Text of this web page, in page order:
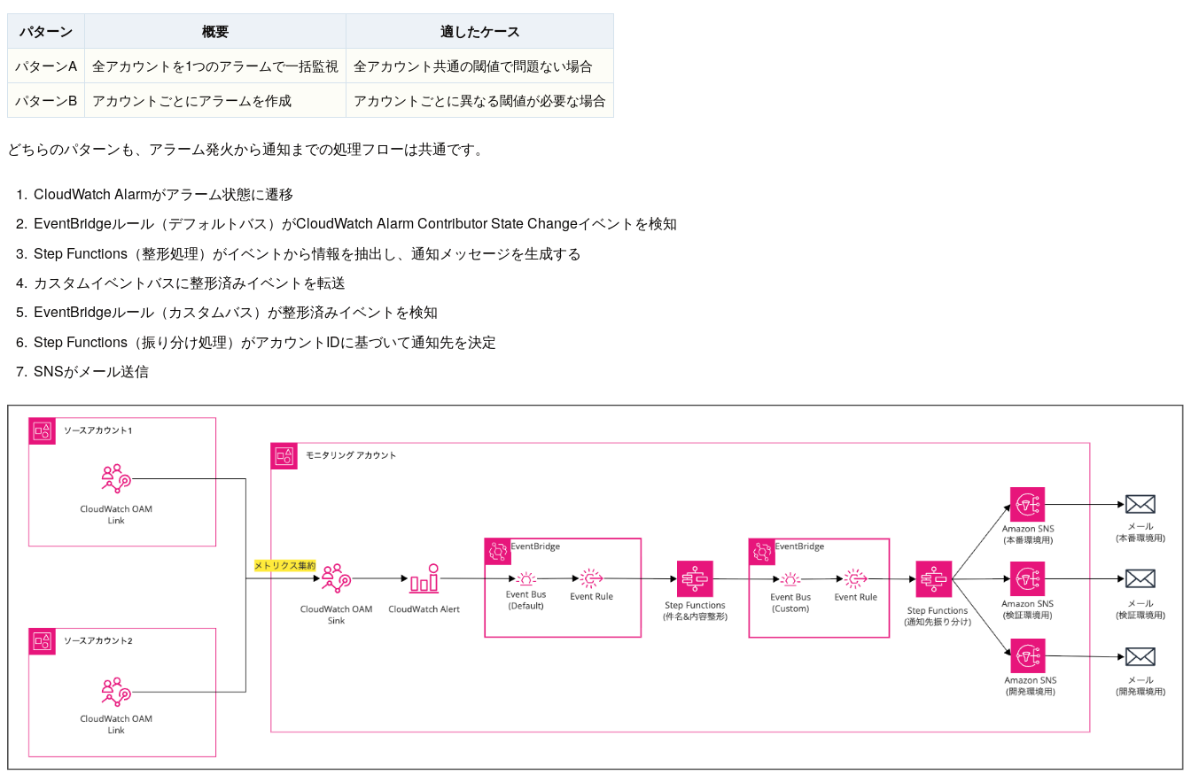
パターン 概要 適したケース
パターンA 全アカウントを1つのアラームで一括監視
全アカウント共通の閾値で問題ない場合
パターンB
アカウントごとにアラームを作成 アカウントごとに異なる閾値が必要な場合
どちらのパターンも、アラーム発火から通知までの処理フローは共通です。
CloudWatch Alarmがアラーム状態に遷移
EventBridgeルール（デフォルトバス）がCloudWatch Alarm Contributor State Changeイベントを検知
Step Functions（整形処理）がイベントから情報を抽出し、通知メッセージを生成する
カスタムイベントバスに整形済みイベントを転送
EventBridgeルール（カスタムバス）が整形済みイベントを検知
Step Functions（振り分け処理）がアカウントIDに基づいて通知先を決定
SNSがメール送信